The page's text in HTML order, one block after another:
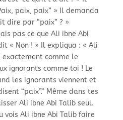
paix, paix” » Il demanda
dire par “paix” ? »
pas ce que Ali ibne Abi
« Non ! » Il expliqua : « Ali
comme le
ignorants comme toi ! Le
les ignorants viennent et
“paix”.” Même dans tes
Ali ibne Abi Talib seul.
vois Ali ibne Abi Talib faire